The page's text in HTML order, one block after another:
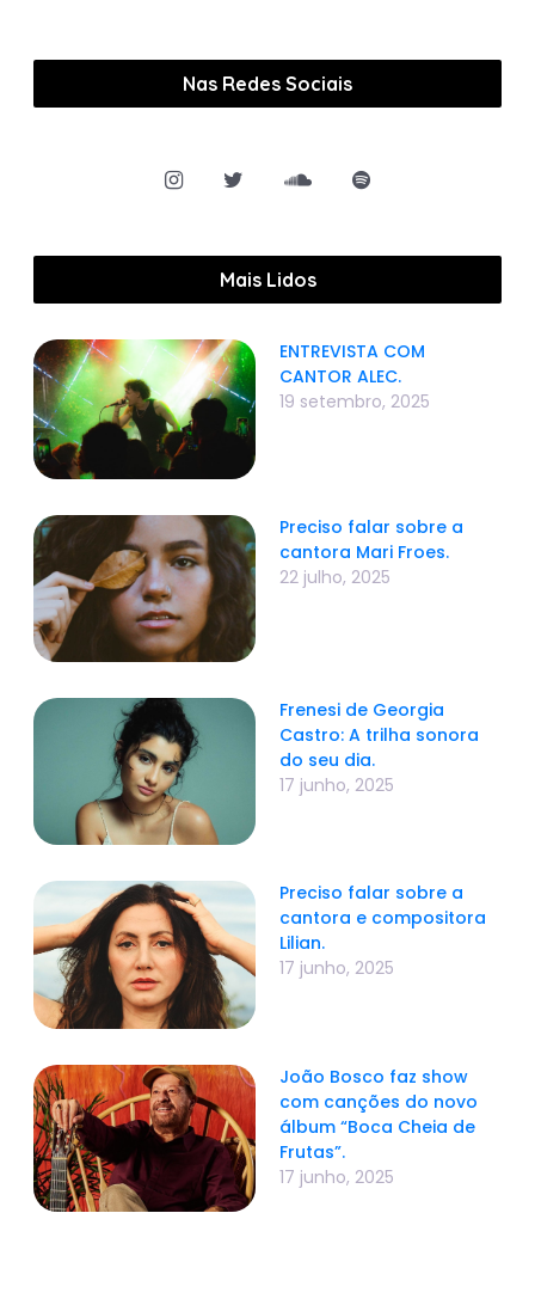
Nas Redes Sociais
Mais Lidos
ENTREVISTA COM
CANTOR ALEC.
19 setembro, 2025
Preciso falar sobre a
cantora Mari Froes.
22 julho, 2025
Frenesi de Georgia
Castro: A trilha sonora
do seu dia.
17 junho, 2025
Preciso falar sobre a
cantora e compositora
Lilian.
17 junho, 2025
João Bosco faz show
com canções do novo
álbum “Boca Cheia de
Frutas”.
17 junho, 2025